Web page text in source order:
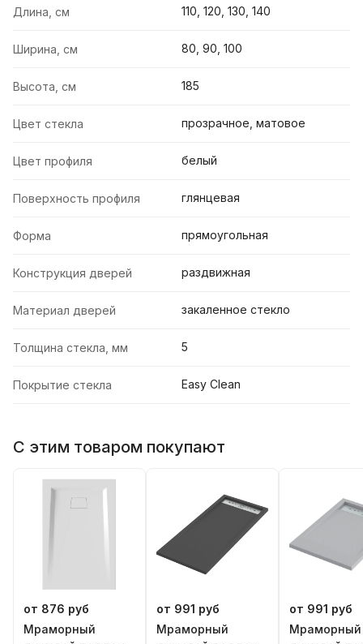
Длина, см 110, 120, 130, 140
Ширина, см 80, 90, 100
Высота, см 185
Цвет стекла прозрачное, матовое
Цвет профиля белый
Поверхность профиля глянцевая
Форма прямоугольная
Конструкция дверей раздвижная
Материал дверей закаленное стекло
Толщина стекла, мм 5
Покрытие стекла Easy Clean
С этим товаром покупают
от 876 руб
Мраморный
от 991 руб
Мраморный
от 991 руб
Мраморный